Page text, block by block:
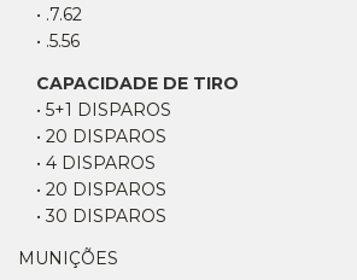
• .7.62
• .5.56
CAPACIDADE DE TIRO
• 5+1 DISPAROS
• 20 DISPAROS
• 4 DISPAROS
• 20 DISPAROS
• 30 DISPAROS
MUNIÇÕES